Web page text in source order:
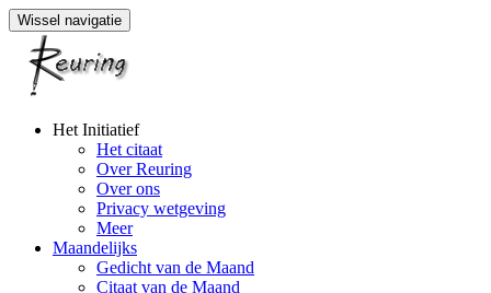
Wissel navigatie
Naar
Het Initiatief
Het citaat
Over Reuring
Over ons
Privacy wetgeving
Meer
Maandelijks
Gedicht van de Maand
Citaat van de Maand